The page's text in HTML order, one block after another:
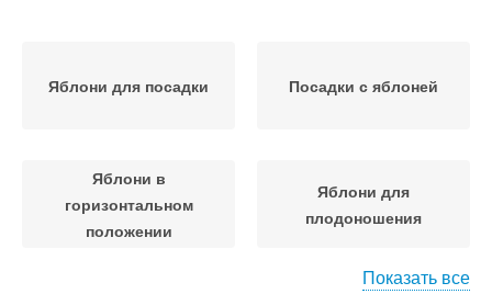
Яблони для посадки Посадки с яблоней
Яблони в
горизонтальном
положении
Яблони для
плодоношения
Показать все